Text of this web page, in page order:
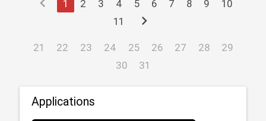
1 2 3 4 5 6 7 8 9
10
11
chevron_right
21 22 23 24 25 26 27 28
29
30
31
Applications